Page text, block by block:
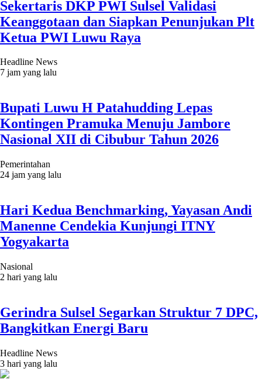
Sekertaris DKP PWI Sulsel Validasi
Keanggotaan dan Siapkan Penunjukan Plt
Ketua PWI Luwu Raya
Headline News
7 jam yang lalu
Bupati Luwu H Patahudding Lepas
Kontingen Pramuka Menuju Jambore
Nasional XII di Cibubur Tahun 2026
Pemerintahan
24 jam yang lalu
Hari Kedua Benchmarking, Yayasan Andi
Manenne Cendekia Kunjungi ITNY
Yogyakarta
Nasional
2 hari yang lalu
Gerindra Sulsel Segarkan Struktur 7 DPC,
Bangkitkan Energi Baru
Headline News
3 hari yang lalu